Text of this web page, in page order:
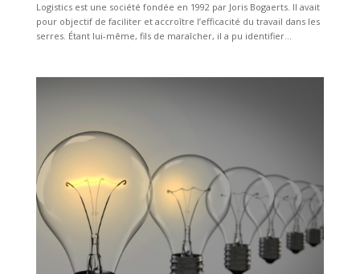
Logistics est une société fondée en 1992 par Joris Bogaerts. Il avait
pour objectif de faciliter et accroître l’efficacité du travail dans les
serres. Étant lui-même, fils de maraîcher, il a pu identifier...